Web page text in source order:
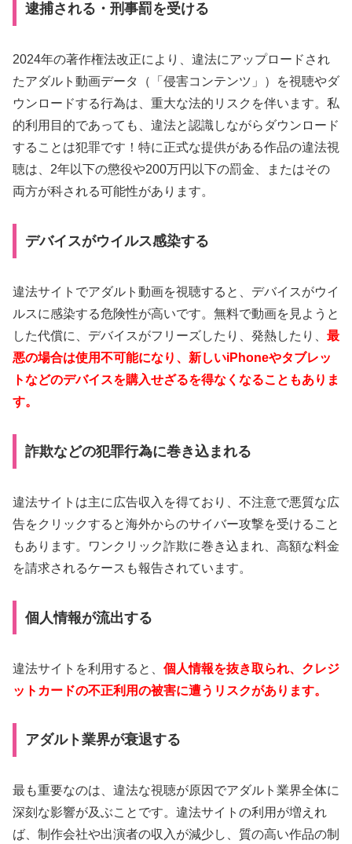
逮捕される・刑事罰を受ける
2024年の著作権法改正により、違法にアップロードされ
たアダルト動画データ（「侵害コンテンツ」）を視聴やダ
ウンロードする行為は、重大な法的リスクを伴います。私
的利用目的であっても、違法と認識しながらダウンロード
することは犯罪です！特に正式な提供がある作品の違法視
聴は、2年以下の懲役や200万円以下の罰金、またはその
両方が科される可能性があります。
デバイスがウイルス感染する
違法サイトでアダルト動画を視聴すると、デバイスがウイ
ルスに感染する危険性が高いです。無料で動画を見ようと
した代償に、デバイスがフリーズしたり、発熱したり、 最
悪の場合は使用不可能になり、新しいiPhoneやタブレッ
トなどのデバイスを購入せざるを得なくなることもありま
す。
詐欺などの犯罪行為に巻き込まれる
違法サイトは主に広告収入を得ており、不注意で悪質な広
告をクリックすると海外からのサイバー攻撃を受けること
もあります。ワンクリック詐欺に巻き込まれ、高額な料金
を請求されるケースも報告されています。
個人情報が流出する
違法サイトを利用すると、 個人情報を抜き取られ、クレジ
ットカードの不正利用の被害に遭うリスクがあります。
アダルト業界が衰退する
最も重要なのは、違法な視聴が原因でアダルト業界全体に
深刻な影響が及ぶことです。違法サイトの利用が増えれ
ば、制作会社や出演者の収入が減少し、質の高い作品の制